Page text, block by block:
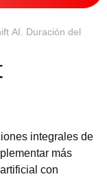
AI. Duración del
integrales de
más
con